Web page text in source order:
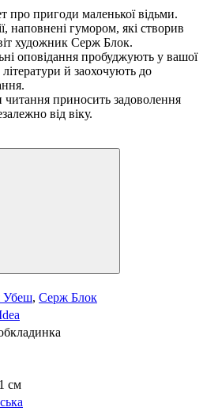
про пригоди маленької відьми.
наповнені гумором, які створив
художник Серж Блок.
оповідання пробуджують у вашої
й заохочують до
приносить задоволення
від віку.
Убеш, Серж Блок
см